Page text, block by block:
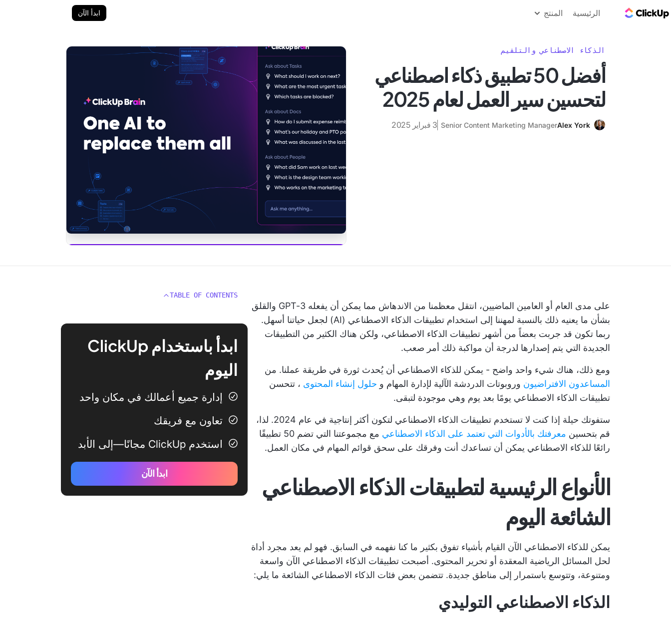
الرئيسية المنتج ابدأ الآن
الذكاء الاصطناعي والتلقيم
أفضل 50 تطبيق ذكاء اصطناعي
لتحسين سير العمل لعام 2025
Alex York
Senior Content Marketing Manager 3 فبراير 2025
على مدى العام أو العامين الماضيين، انتقل معظمنا من الاندهاش مما يمكن أن يفعله GPT-3 والقلق
بشأن ما يعنيه ذلك بالنسبة لمهننا إلى استخدام تطبيقات الذكاء الاصطناعي (AI) لجعل حياتنا أسهل.
ربما تكون قد جربت بعضاً من أشهر تطبيقات الذكاء الاصطناعي، ولكن هناك الكثير من التطبيقات
الجديدة التي يتم إصدارها لدرجة أن مواكبة ذلك أمر صعب.
ومع ذلك، هناك شيء واحد واضح - يمكن للذكاء الاصطناعي أن يُحدث ثورة في طريقة عملنا. من
المساعدون الافتراضيون وروبوتات الدردشة الآلية لإدارة المهام و حلول إنشاء المحتوى ، تتحسن
تطبيقات الذكاء الاصطناعي يومًا بعد يوم وهي موجودة لتبقى.
ستفوتك حيلة إذا كنت لا تستخدم تطبيقات الذكاء الاصطناعي لتكون أكثر إنتاجية في عام 2024. لذا،
قم بتحسين معرفتك بالأدوات التي تعتمد على الذكاء الاصطناعي
مع مجموعتنا التي تضم 50 تطبيقًا
رائعًا للذكاء الاصطناعي يمكن أن تساعدك أنت وفرقك على سحق قوائم المهام في مكان العمل.
الأنواع الرئيسية لتطبيقات الذكاء الاصطناعي
الشائعة اليوم
يمكن للذكاء الاصطناعي الآن القيام بأشياء تفوق بكثير ما كنا نفهمه في السابق. فهو لم يعد مجرد أداة
لحل المسائل الرياضية المعقدة أو تحرير المحتوى. أصبحت تطبيقات الذكاء الاصطناعي الآن واسعة
ومتنوعة، وتتوسع باستمرار إلى مناطق جديدة. تتضمن بعض فئات الذكاء الاصطناعي الشائعة ما يلي:
الذكاء الاصطناعي التوليدي
TABLE OF CONTENTS
ابدأ باستخدام ClickUp
اليوم
إدارة جميع أعمالك في مكان واحد
تعاون مع فريقك
استخدم ClickUp مجانًا—إلى الأبد
ابدأ الآن